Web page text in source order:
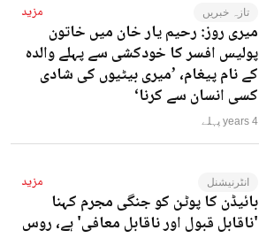
تازہ خبریں مزید
میری روز: رحیم یار خان میں خاتون
پولیس افسر کا خودکشی سے پہلے والدہ
کے نام پیغام، ’میری بیٹیوں کی شادی
کسی انسان سے کرنا‘
4 years پہلے
انٹرنیشنل مزید
بائیڈن کا پوٹن کو جنگی مجرم کہنا
'ناقابل قبول اور ناقابل معافی' ہے، روس